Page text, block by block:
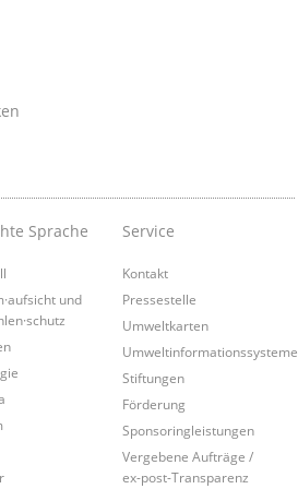
Sprache
und
Service
Kontakt
Pressestelle
Umweltkarten
Umweltinformationssysteme
Stiftungen
Förderung
Sponsoringleistungen
Vergebene Aufträge /
ex-post-Transparenz